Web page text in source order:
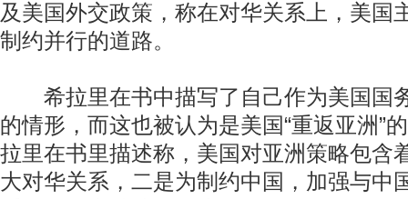
及美国外交政策，称在对华关系上，美国
制约并行的道路。
希拉里在书中描写了自己作为美国国
的情形，而这也被认为是美国“重返亚洲”
拉里在书里描述称，美国对亚洲策略包含
大对华关系，二是为制约中国，加强与中